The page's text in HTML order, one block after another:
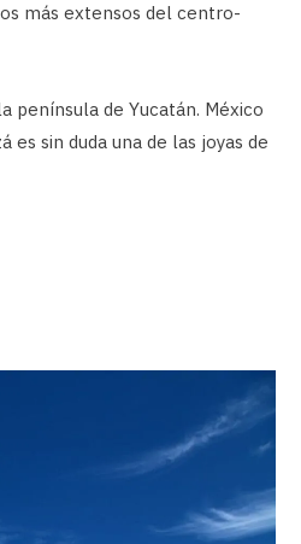
más extensos del centro-
península de Yucatán. México
sin duda una de las joyas de